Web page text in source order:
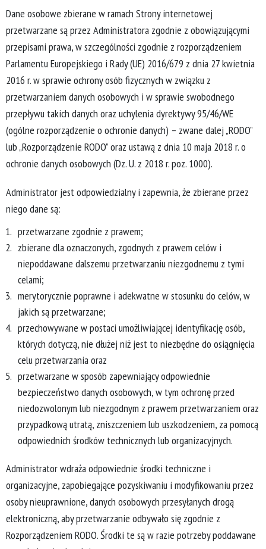
Dane osobowe zbierane w ramach Strony internetowej
przetwarzane są przez Administratora zgodnie z obowiązującymi
przepisami prawa, w szczególności zgodnie z rozporządzeniem
Parlamentu Europejskiego i Rady (UE) 2016/679 z dnia 27 kwietnia
2016 r. w sprawie ochrony osób fizycznych w związku z
przetwarzaniem danych osobowych i w sprawie swobodnego
przepływu takich danych oraz uchylenia dyrektywy 95/46/WE
(ogólne rozporządzenie o ochronie danych) – zwane dalej „RODO”
lub „Rozporządzenie RODO” oraz ustawą z dnia 10 maja 2018 r. o
ochronie danych osobowych (Dz. U. z 2018 r. poz. 1000).
Administrator jest odpowiedzialny i zapewnia, że zbierane przez
niego dane są:
przetwarzane zgodnie z prawem;
zbierane dla oznaczonych, zgodnych z prawem celów i
niepoddawane dalszemu przetwarzaniu niezgodnemu z tymi
celami;
merytorycznie poprawne i adekwatne w stosunku do celów, w
jakich są przetwarzane;
przechowywane w postaci umożliwiającej identyfikację osób,
których dotyczą, nie dłużej niż jest to niezbędne do osiągnięcia
celu przetwarzania oraz
przetwarzane w sposób zapewniający odpowiednie
bezpieczeństwo danych osobowych, w tym ochronę przed
niedozwolonym lub niezgodnym z prawem przetwarzaniem oraz
przypadkową utratą, zniszczeniem lub uszkodzeniem, za pomocą
odpowiednich środków technicznych lub organizacyjnych.
Administrator wdraża odpowiednie środki techniczne i
organizacyjne, zapobiegające pozyskiwaniu i modyfikowaniu przez
osoby nieuprawnione, danych osobowych przesyłanych drogą
elektroniczną, aby przetwarzanie odbywało się zgodnie z
Rozporządzeniem RODO. Środki te są w razie potrzeby poddawane